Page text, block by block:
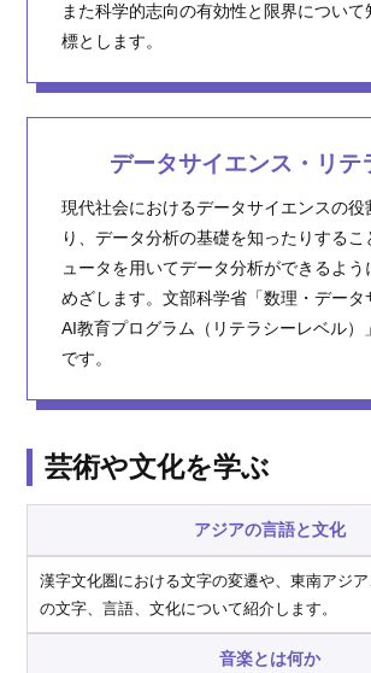
また科学的志向の有効性と限界について
標とします。
データサイエンス・リテ
現代社会におけるデータサイエンスの役
り、データ分析の基礎を知ったりする
ュータを用いてデータ分析ができるよう
めざします。文部科学省「数理・データ
AI教育プログラム（リテラシーレベル）
です。
芸術や⽂化を学ぶ
アジアの⾔語と⽂化
漢字文化圏における文字の変遷や、東南アジ
の文字、言語、文化について紹介します。
⾳楽とは何か